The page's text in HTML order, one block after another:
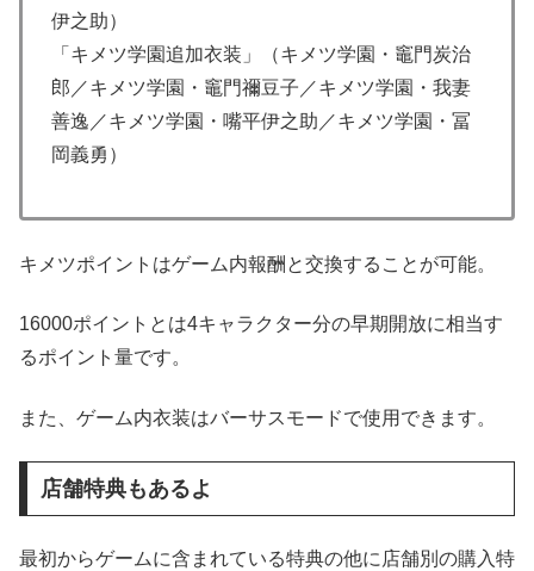
伊之助）
「キメツ学園追加衣装」（キメツ学園・竈門炭治
郎／キメツ学園・竈門禰豆子／キメツ学園・我妻
善逸／キメツ学園・嘴平伊之助／キメツ学園・冨
岡義勇）
キメツポイントはゲーム内報酬と交換することが可能。
16000ポイントとは4キャラクター分の早期開放に相当す
るポイント量です。
また、ゲーム内衣装はバーサスモードで使用できます。
店舗特典もあるよ
最初からゲームに含まれている特典の他に店舗別の購入特